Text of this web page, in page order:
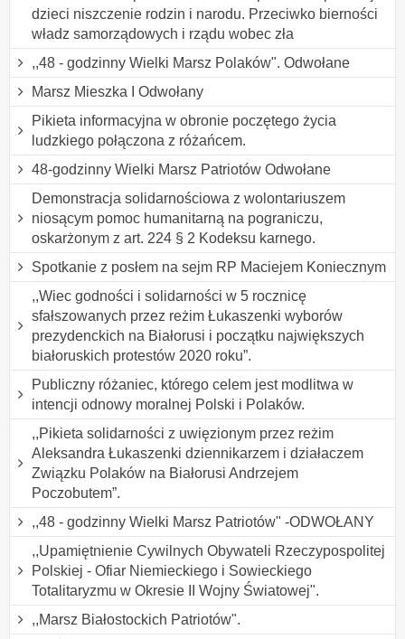
dzieci niszczenie rodzin i narodu. Przeciwko bierności
władz samorządowych i rządu wobec zła
,,48 - godzinny Wielki Marsz Polaków". Odwołane
Marsz Mieszka I Odwołany
Pikieta informacyjna w obronie poczętego życia
ludzkiego połączona z różańcem.
48-godzinny Wielki Marsz Patriotów Odwołane
Demonstracja solidarnościowa z wolontariuszem
niosącym pomoc humanitarną na pograniczu,
oskarżonym z art. 224 § 2 Kodeksu karnego.
Spotkanie z posłem na sejm RP Maciejem Koniecznym
,,Wiec godności i solidarności w 5 rocznicę
sfałszowanych przez reżim Łukaszenki wyborów
prezydenckich na Białorusi i początku największych
białoruskich protestów 2020 roku”.
Publiczny różaniec, którego celem jest modlitwa w
intencji odnowy moralnej Polski i Polaków.
,,Pikieta solidarności z uwięzionym przez reżim
Aleksandra Łukaszenki dziennikarzem i działaczem
Związku Polaków na Białorusi Andrzejem
Poczobutem”.
,,48 - godzinny Wielki Marsz Patriotów" -ODWOŁANY
,,Upamiętnienie Cywilnych Obywateli Rzeczypospolitej
Polskiej - Ofiar Niemieckiego i Sowieckiego
Totalitaryzmu w Okresie II Wojny Światowej".
,,Marsz Białostockich Patriotów".